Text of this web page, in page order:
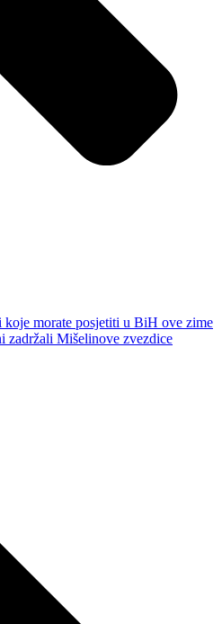
koje morate posjetiti u BiH ove zime
zadržali Mišelinove zvezdice